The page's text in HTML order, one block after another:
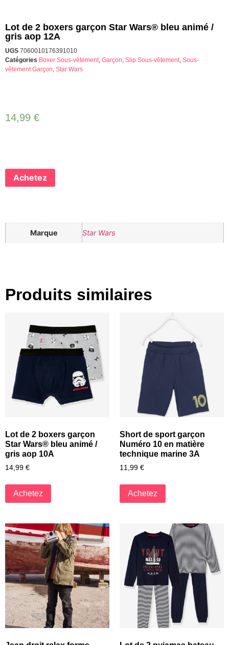
Lot de 2 boxers garçon Star Wars® bleu animé /
gris aop 12A
UGS 7060010176391010
Catégories Boxer Sous-vêtement, Garçon, Slip Sous-vêtement, Sous-
vêtement Garçon, Star Wars
14,99 €
Achetez
Marque Star Wars
Produits similaires
Lot de 2 boxers garçon
Star Wars® bleu animé /
gris aop 10A
14,99 €
Achetez
Short de sport garçon
Numéro 10 en matière
technique marine 3A
11,99 €
Achetez